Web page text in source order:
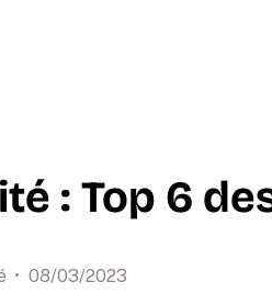
: Top 6
• 08/03/2023